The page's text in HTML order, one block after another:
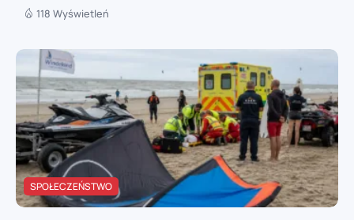
118 Wyświetleń
SPOŁECZEŃSTWO